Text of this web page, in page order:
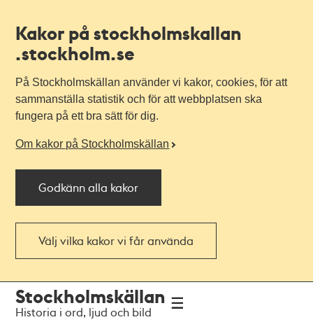
Kakor på stockholmskallan
.stockholm.se
På Stockholmskällan använder vi kakor, cookies, för att
sammanställa statistik och för att webbplatsen ska
fungera på ett bra sätt för dig.
Om kakor på Stockholmskällan
Godkänn alla kakor
Välj vilka kakor vi får använda
navigationen
huvudinnehållet
Stockholmskällan
Historia i ord, ljud och bild